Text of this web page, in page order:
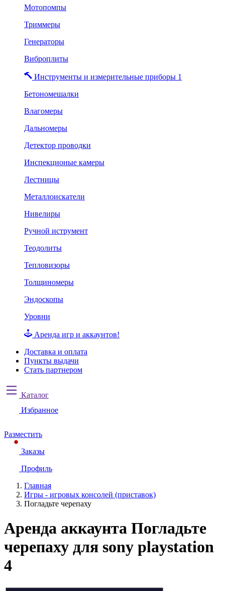
Мотопомпы
Триммеры
Генераторы
Виброплиты
Инструменты и измерительные приборы 1
Бетономешалки
Влагомеры
Дальномеры
Детектор проводки
Инспекционые камеры
Лестницы
Металлоискатели
Нивелиры
Ручной иструмент
Теодолиты
Тепловизоры
Толщиномеры
Эндоскопы
Уровни
Аренда игр и аккаунтов!
Доставка и оплата
Пункты выдачи
Стать партнером
Каталог
Избранное
Разместить
Заказы
Профиль
Главная
Игры - игровых консолей (приставок)
Погладьте черепаху
Аренда аккаунта Погладьте
черепаху для sony playstation
4